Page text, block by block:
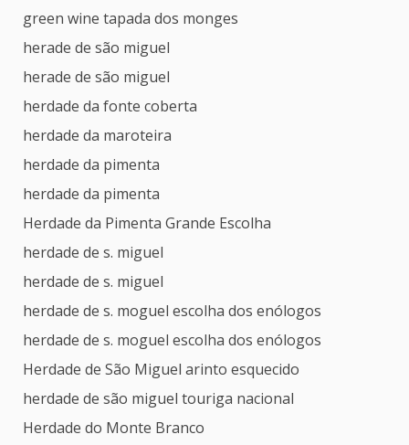
green wine tapada dos monges
herade de são miguel
herade de são miguel
herdade da fonte coberta
herdade da maroteira
herdade da pimenta
herdade da pimenta
Herdade da Pimenta Grande Escolha
herdade de s. miguel
herdade de s. miguel
herdade de s. moguel escolha dos enólogos
herdade de s. moguel escolha dos enólogos
Herdade de São Miguel arinto esquecido
herdade de são miguel touriga nacional
Herdade do Monte Branco